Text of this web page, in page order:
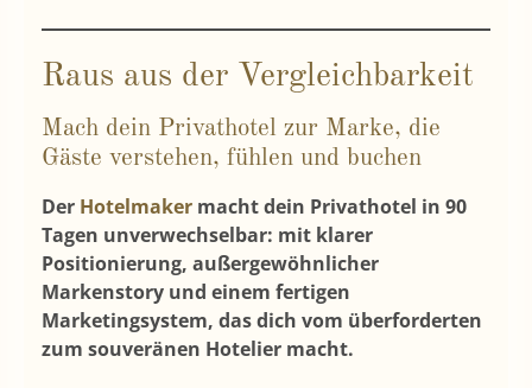
Raus aus der Vergleichbarkeit
Mach dein Privathotel zur Marke, die
Gäste verstehen, fühlen und buchen
Der Hotelmaker macht dein Privathotel in 90
Tagen unverwechselbar: mit klarer
Positionierung, außergewöhnlicher
Markenstory und einem fertigen
Marketingsystem, das dich vom überforderten
zum souveränen Hotelier macht.